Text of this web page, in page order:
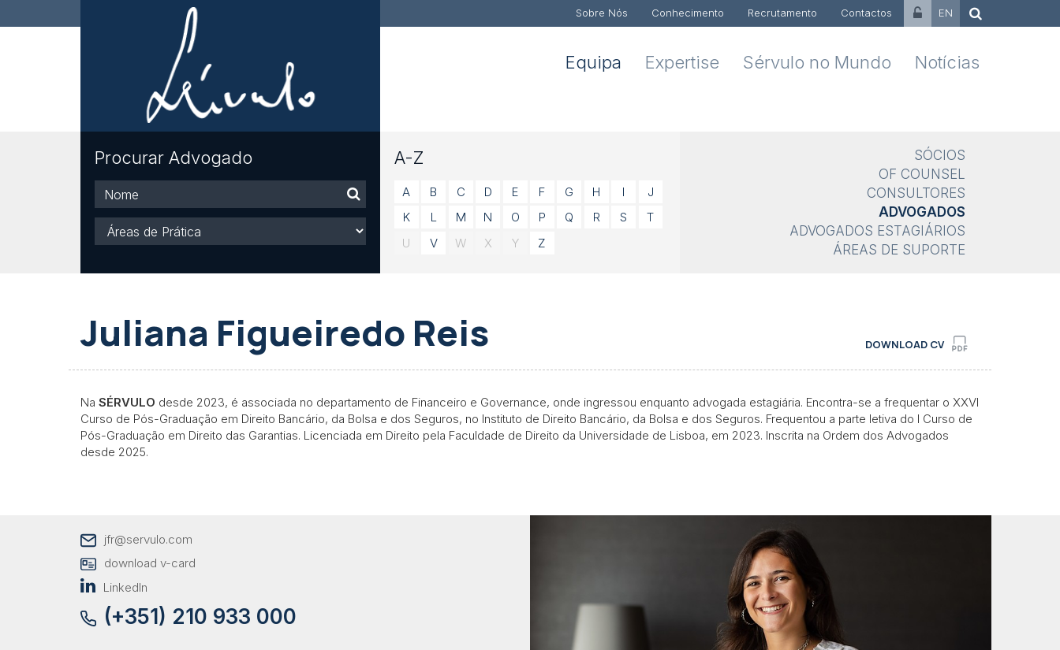
Sobre Nós Conhecimento Recrutamento Contactos EN
Equipa Expertise Sérvulo no Mundo Notícias
Procurar Advogado
Nome
Áreas
de
A-Z
A B C D E F G H I
J
K
L M N O P Q R S
T
U
V W X Y Z
SÓCIOS
OF COUNSEL
CONSULTORES
ADVOGADOS
ADVOGADOS ESTAGIÁRIOS
ÁREAS DE SUPORTE
Juliana Figueiredo Reis DOWNLOAD CV
Na SÉRVULO desde 2023, é associada no departamento de Financeiro e Governance, onde ingressou enquanto advogada estagiária. Encontra-se a frequentar o XXVI
Curso de Pós-Graduação em Direito Bancário, da Bolsa e dos Seguros, no Instituto de Direito Bancário, da Bolsa e dos Seguros. Frequentou a parte letiva do I Curso de
Pós-Graduação em Direito das Garantias. Licenciada em Direito pela Faculdade de Direito da Universidade de Lisboa, em 2023. Inscrita na Ordem dos Advogados
desde 2025.
jfr@servulo.com
download v-card
LinkedIn
(+351) 210 933 000